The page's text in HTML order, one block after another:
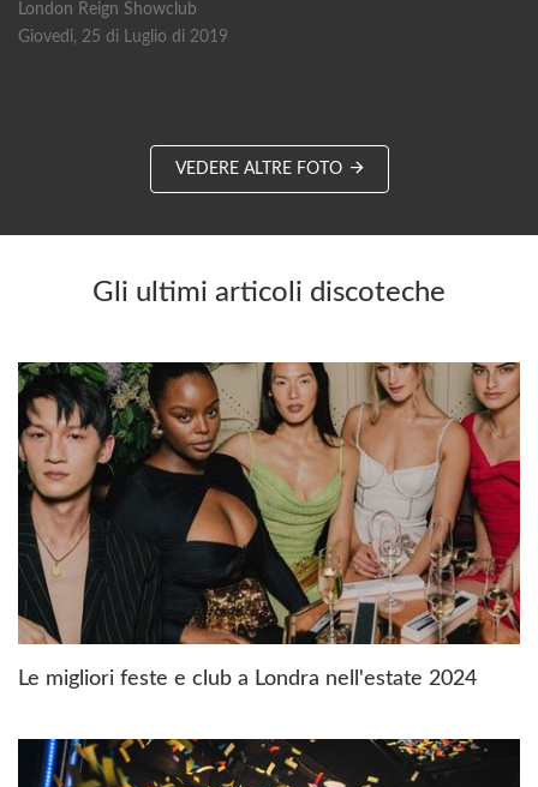
London Reign Showclub
Giovedi, 25 di Luglio di 2019
VEDERE ALTRE FOTO
Gli ultimi articoli discoteche
Le migliori feste e club a Londra nell'estate 2024